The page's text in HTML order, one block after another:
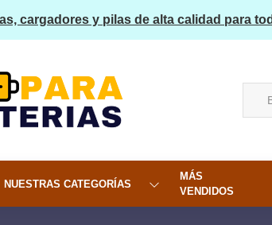
cargadores y pilas de alta calidad para
NUESTRAS CATEGORÍAS
MÁS
VENDIDOS